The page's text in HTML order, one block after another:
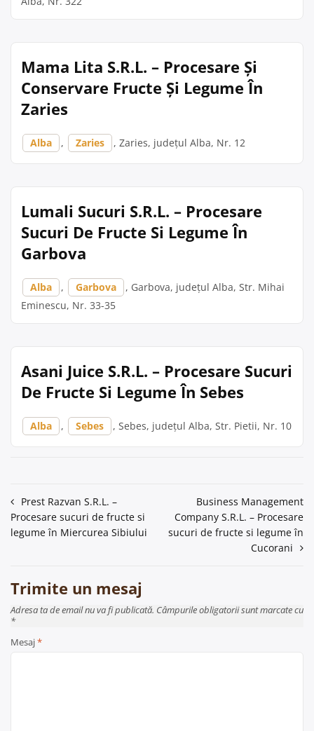
Mama Lita S.R.L. – Procesare Și
Conservare Fructe Și Legume În
Zaries
Alba , Zaries , Zaries, județul Alba, Nr. 12
Lumali Sucuri S.R.L. – Procesare
Sucuri De Fructe Si Legume În
Garbova
Alba , Garbova
, Garbova, județul Alba, Str. Mihai
Eminescu, Nr. 33-35
Asani Juice S.R.L. – Procesare Sucuri
De Fructe Si Legume În Sebes
Alba , Sebes , Sebes, județul Alba, Str. Pietii, Nr. 10
Navigare
în
Prest Razvan S.R.L. –
Procesare sucuri de fructe si
legume în Miercurea Sibiului
Business Management
Company S.R.L. – Procesare
sucuri de fructe si legume în
Cucorani
Trimite un mesaj
Adresa ta de email nu va fi publicată. Câmpurile obligatorii sunt marcate cu
*
Mesaj*